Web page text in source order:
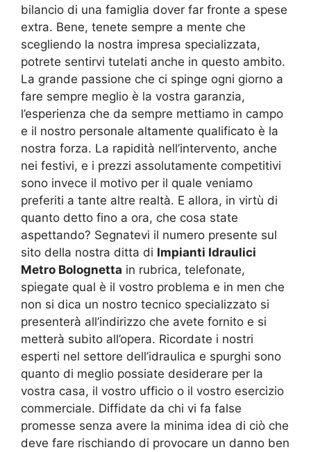
bilancio di una famiglia dover far fronte a spese
extra. Bene, tenete sempre a mente che
scegliendo la nostra impresa specializzata,
potrete sentirvi tutelati anche in questo ambito.
La grande passione che ci spinge ogni giorno a
fare sempre meglio è la vostra garanzia,
l’esperienza che da sempre mettiamo in campo
e il nostro personale altamente qualificato è la
nostra forza. La rapidità nell’intervento, anche
nei festivi, e i prezzi assolutamente competitivi
sono invece il motivo per il quale veniamo
preferiti a tante altre realtà. E allora, in virtù di
quanto detto fino a ora, che cosa state
aspettando? Segnatevi il numero presente sul
sito della nostra ditta di Impianti Idraulici
Metro Bolognetta in rubrica, telefonate,
spiegate qual è il vostro problema e in men che
non si dica un nostro tecnico specializzato si
presenterà all’indirizzo che avete fornito e si
metterà subito all’opera. Ricordate i nostri
esperti nel settore dell’idraulica e spurghi sono
quanto di meglio possiate desiderare per la
vostra casa, il vostro ufficio o il vostro esercizio
commerciale. Diffidate da chi vi fa false
promesse senza avere la minima idea di ciò che
deve fare rischiando di provocare un danno ben